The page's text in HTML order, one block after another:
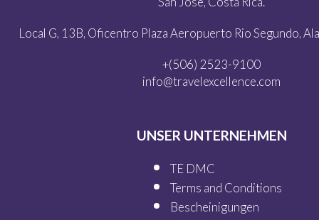
Local G, 13B, Oficentro Plaza Aeropuerto Rio Segundo,
+(506) 2523-9100
info@travelexcellence.com
UNSER UNTERNEHMEN
TE DMC
Terms and Conditions
Bescheinigungen